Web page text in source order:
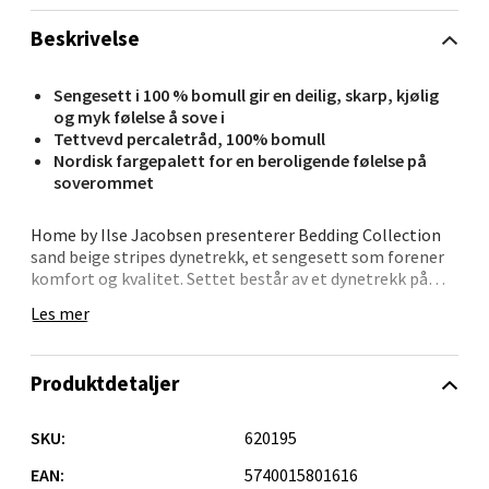
Beskrivelse
Sengesett i 100 % bomull gir en deilig, skarp, kjølig
og myk følelse å sove i
Tettvevd percaletråd, 100% bomull
Nordisk fargepalett for en beroligende følelse på
soverommet
Home by Ilse Jacobsen presenterer Bedding Collection
sand beige stripes dynetrekk, et sengesett som forener
komfort og kvalitet. Settet består av et dynetrekk på
percalevevet bomull som gir en frisk, kjølig og myk
Dette slitesterke sengetøyet bevarer både mykhet og en
en behagelig soveopplevelse i lang tid fremover.
personlig og stilfullt uttrykk på soverommet ditt.
Les mer
Produktdetaljer
SKU:
620195
EAN:
5740015801616
Oppdal - Aunasenteret
Aunasenteret, Sunndalsvegen 3, 7340 Oppdal
Åpent i dag 10-19
Velg
Orkanger - Thon Senter Orkanger
Thon Senter Orkanger, Orkdalsveien 113, 7300
Åpent i dag 09-20